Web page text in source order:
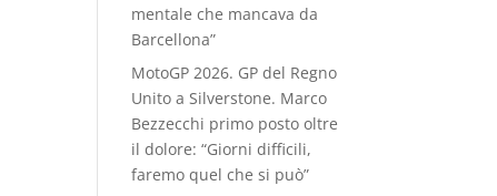
mentale che mancava da
Barcellona”
MotoGP 2026. GP del Regno
Unito a Silverstone. Marco
Bezzecchi primo posto oltre
il dolore: “Giorni difficili,
faremo quel che si può”